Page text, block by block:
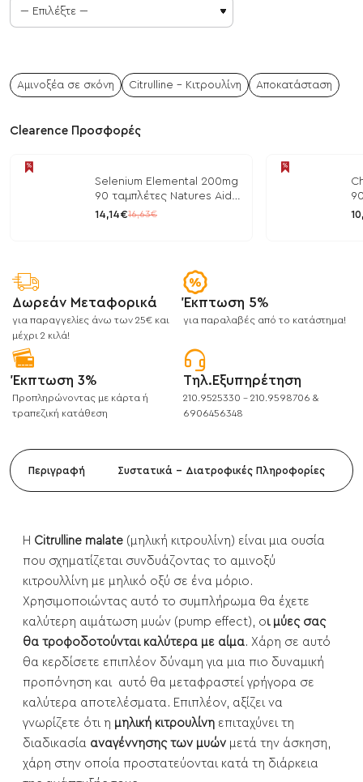
Αμινοξέα σε σκόνη Citrulline - Κιτρουλίνη Αποκατάσταση
Clearence Προσφορές
Selenium Elemental 200mg
90 ταμπλέτες Natures Aid
/ Μέταλλα
14,14€16,63€
/
Δωρεάν Μεταφορικά
για παραγγελίες άνω των 25€ και
μέχρι 2 κιλά!
Έκπτωση 5%
για παραλαβές από το κατάστημα!
Έκπτωση 3%
Προπληρώνοντας με κάρτα ή
τραπεζική κατάθεση
Τηλ.Εξυπηρέτηση
210.9525330 - 210.9598706 &
6906456348
Περιγραφή Συστατικά - Διατροφικές Πληροφορίες
Η Citrulline malate (μηλική κιτρουλίνη) είναι μια ουσία
που σχηματίζεται συνδυάζοντας το αμινοξύ
κιτρουλλίνη με μηλικό οξύ σε ένα μόριο.
Χρησιμοποιώντας αυτό το συμπλήρωμα θα έχετε
καλύτερη αιμάτωση μυών (pump effect), οι μύες σας
θα τροφοδοτούνται καλύτερα με αίμα. Χάρη σε αυτό
θα κερδίσετε επιπλέον δύναμη για μια πιο δυναμική
προπόνηση και αυτό θα μεταφραστεί γρήγορα σε
καλύτερα αποτελέσματα. Επιπλέον, αξίζει να
γνωρίζετε ότι η μηλική κιτρουλίνη επιταχύνει τη
διαδικασία αναγέννησης των μυών μετά την άσκηση,
χάρη στην οποία προστατεύονται κατά τη διάρκεια